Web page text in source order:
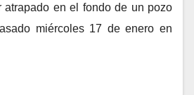
atrapado en el fondo de un pozo
miércoles 17 de enero en